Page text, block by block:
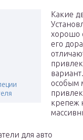
Какие
хорошо
его
особым
крепеж
для авто